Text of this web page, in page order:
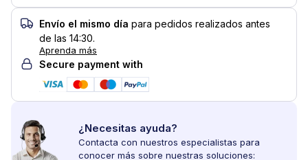
Envío el mismo día para pedidos realizados antes
de las 14:30.
Aprenda más
Secure payment with
¿Necesitas ayuda?
Contacta con nuestros especialistas para
conocer más sobre nuestras soluciones: